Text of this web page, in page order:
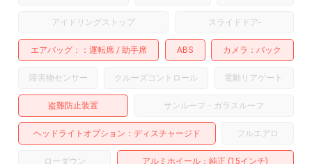
アイドリングストップ スライドドア-
エアバッグ： 運転席 助手席 ABS カメラ バック
障害物センサー クルーズコントロール 電動リアゲート
盗難防止装置 サンルーフ・ガラスルーフ
ヘッドライトオプション ディスチャージド フルエアロ
ローダウン アルミホイール ：純正 (15インチ)